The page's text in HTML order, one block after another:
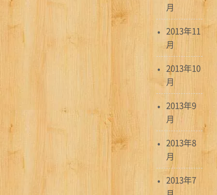
月
2013年11
月
2013年10
月
2013年9
月
2013年8
月
2013年7